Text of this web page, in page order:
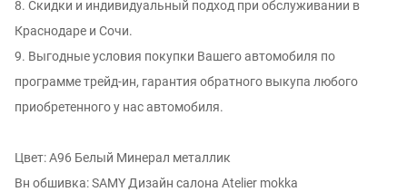
8. Скидки и индивидуальный подход при обслуживании в
Краснодаре и Сочи.
9. Выгодные условия покупки Вашего автомобиля по
программе трейд-ин, гарантия обратного выкупа любого
приобретенного у нас автомобиля.
Цвет: A96 Белый Минерал металлик
Вн обшивка: SAMY Дизайн салона Atelier mokka